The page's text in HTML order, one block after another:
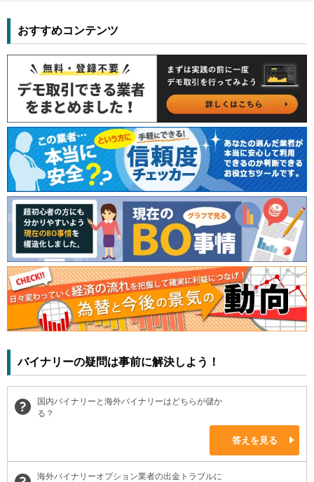
おすすめコンテンツ
バイナリーの疑問は事前に解決しよう！
国内バイナリーと海外バイナリーはどちらが儲か
る？
答えを見る
海外バイナリーオプション業者の出金トラブルに